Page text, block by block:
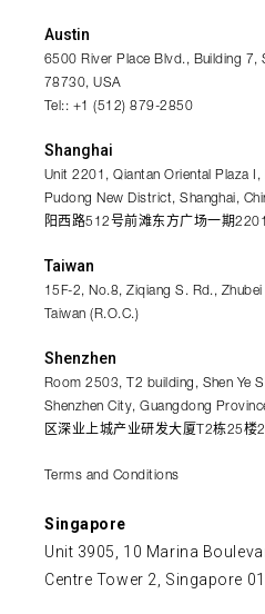
Austin
6500 River Place Blvd., Building 7,
78730, USA
Tel:: +1 (512) 879-2850
Shanghai
Unit 2201, Qiantan Oriental Plaza
Pudong New District, Shanghai,
阳西路512号前滩东方广场一期
Taiwan
15F-2, No.8, Ziqiang S. Rd.,
Taiwan (R.O.C.)
Shenzhen
Room 2503, T2 building, Shen Ye
Shenzhen City, Guangdong
区深业上城产业研发大厦T2栋25楼
Terms and Conditions
Singapore
Unit 3905, 10 Marina
Centre Tower 2, Singapore